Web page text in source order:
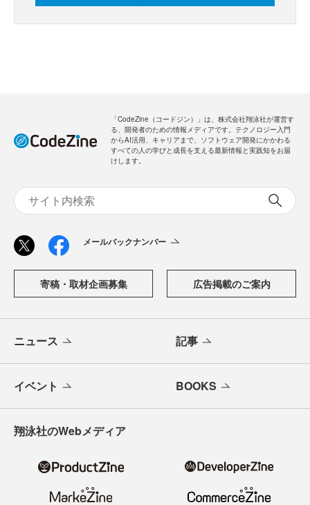
「CodeZine（コードジン）」は、株式会社翔泳社が運営す
る、開発者のための情報メディアです。テクノロジー入門
からAI活用、キャリアまで、ソフトウェア開発にかかわる
すべての人の学びと成長を支える最新情報と実践知をお届
けします。
メールバックナンバー
寄稿・取材企画募集 広告掲載のご案内
ニュース 記事
イベント BOOKS
翔泳社のWebメディア